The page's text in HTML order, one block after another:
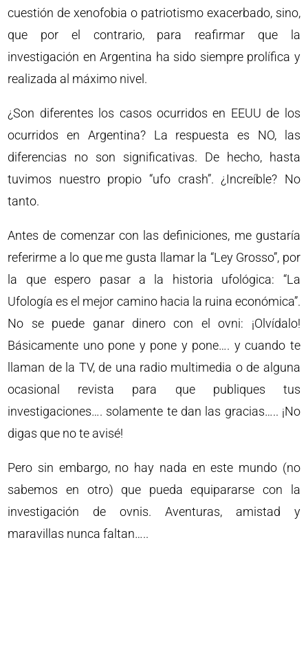
cuestión de xenofobia o patriotismo exacerbado, sino,
que por el contrario, para reafirmar que la
investigación en Argentina ha sido siempre prolífica y
realizada al máximo nivel.
¿Son diferentes los casos ocurridos en EEUU de los
ocurridos en Argentina? La respuesta es NO, las
diferencias no son significativas. De hecho, hasta
tuvimos nuestro propio “ufo crash”. ¿Increíble? No
tanto.
Antes de comenzar con las definiciones, me gustaría
referirme a lo que me gusta llamar la “Ley Grosso”, por
la que espero pasar a la historia ufológica: “La
Ufología es el mejor camino hacia la ruina económica”.
No se puede ganar dinero con el ovni: ¡Olvídalo!
Básicamente uno pone y pone y pone…. y cuando te
llaman de la TV, de una radio multimedia o de alguna
ocasional revista para que publiques tus
investigaciones…. solamente te dan las gracias….. ¡No
digas que no te avisé!
Pero sin embargo, no hay nada en este mundo (no
sabemos en otro) que pueda equipararse con la
investigación de ovnis. Aventuras, amistad y
maravillas nunca faltan…..